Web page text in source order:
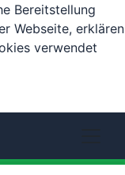
Bereitstellung
Webseite, erklären
verwendet